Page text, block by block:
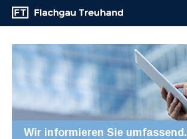
Wir informieren Sie umfassend.